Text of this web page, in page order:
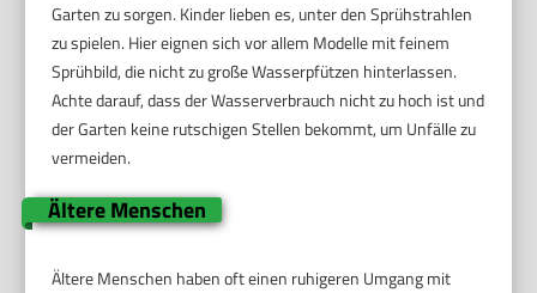
Garten zu sorgen. Kinder lieben es, unter den Sprühstrahlen
zu spielen. Hier eignen sich vor allem Modelle mit feinem
Sprühbild, die nicht zu große Wasserpfützen hinterlassen.
Achte darauf, dass der Wasserverbrauch nicht zu hoch ist und
der Garten keine rutschigen Stellen bekommt, um Unfälle zu
vermeiden.
Ältere Menschen
Ältere Menschen haben oft einen ruhigeren Umgang mit